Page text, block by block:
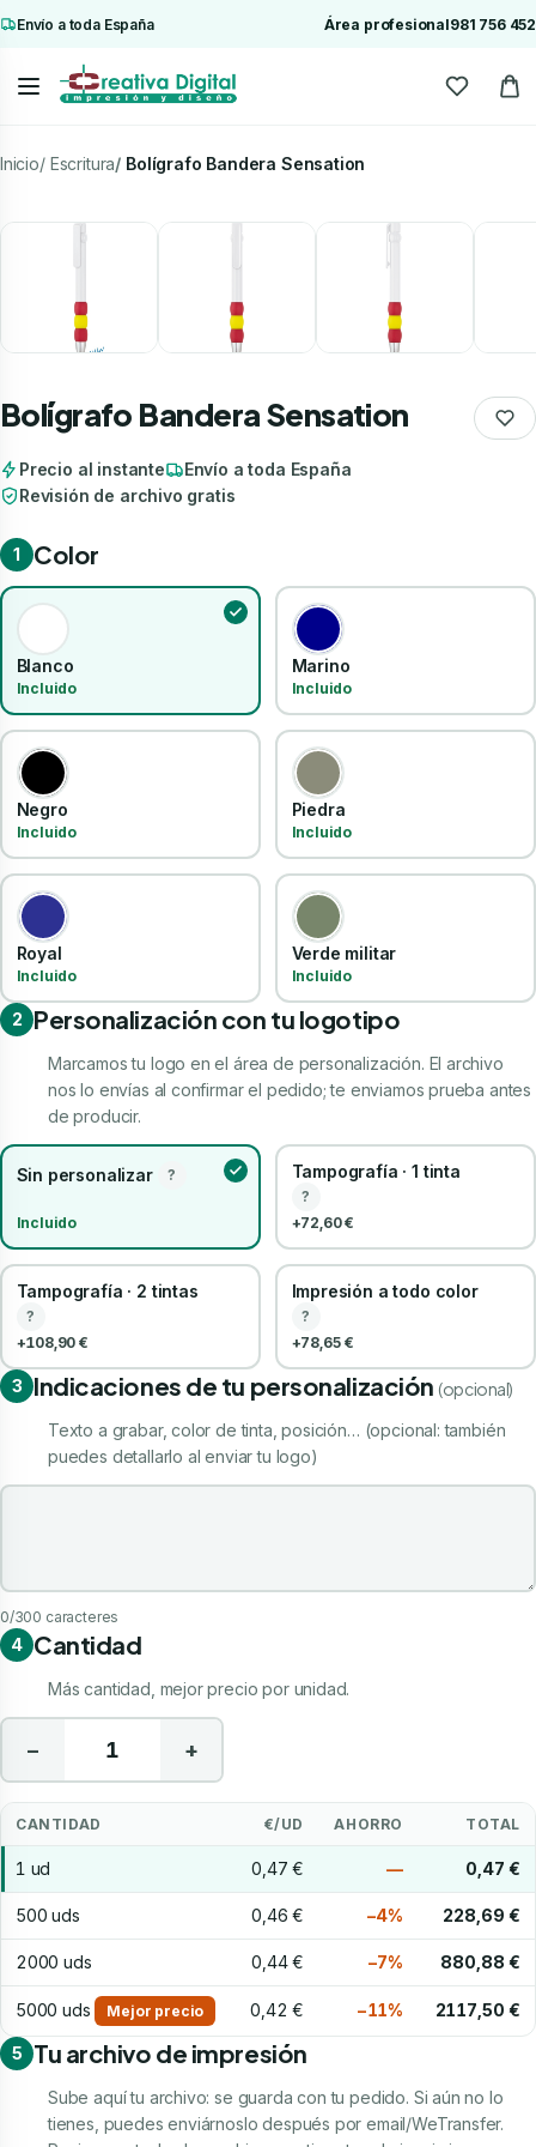
Envío a toda España Área profesional981 756 452
Inicio Escritura Bolígrafo Bandera Sensation
Bolígrafo Bandera Sensation
Precio al instante
Envío a toda España
Revisión de archivo gratis
1 Color
Blanco
Incluido
Marino
Incluido
Negro
Incluido
Piedra
Incluido
Royal
Incluido
Verde militar
Incluido
2 Personalización con tu logotipo
Marcamos tu logo en el área de personalización. El archivo
nos lo envías al confirmar el pedido; te enviamos prueba antes
de producir.
Sin personalizar ?
Incluido
Tampografía · 1 tinta
?
+72,60 €
Tampografía · 2 tintas
?
+108,90 €
Impresión a todo color
?
+78,65 €
3 Indicaciones de tu personalización (opcional)
Texto a grabar, color de tinta, posición… (opcional: también
puedes detallarlo al enviar tu logo)
Indicaciones de tu personalización
0/300 caracteres
4 Cantidad
Más cantidad, mejor precio por unidad.
− +
CANTIDAD €/UD AHORRO TOTAL
1 ud 0,47 € — 0,47 €
500 uds 0,46 € −4% 228,69 €
2000 uds 0,44 € −7% 880,88 €
5000 uds Mejor precio 0,42 € −11% 2117,50 €
5 Tu archivo de impresión
Sube aquí tu archivo: se guarda con tu pedido. Si aún no lo
tienes, puedes enviárnoslo después por email/WeTransfer.